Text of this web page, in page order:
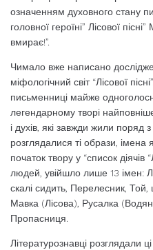
означенням духовного стану
головної героїні” Лісової
вмирає!”.
Чимало вже написано
міфологічний світ “Лісової
письменниці майже
легендарному творі
і духів, які зав­жди жили
розглядали­ся ті образи,
початок твору у “список діячів
людей, увійшло лише 13 імен:
скалі сидить, Перелесник,
Мавка (Лісова), Русалка
Пропасниця.
Літературознавці розглядали